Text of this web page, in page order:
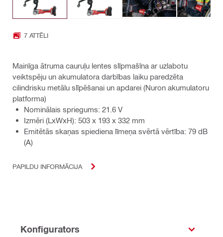
7 ATTĒLI
Mainīga ātruma cauruļu lentes slīpmašīna ar uzlabotu
veiktspēju un akumulatora darbības laiku paredzēta
cilindrisku metālu slīpēšanai un apdarei (Nuron akumulatoru
platforma)
Nominālais spriegums: 21.6 V
Izmēri (LxWxH): 503 x 193 x 332 mm
Emitētās skaņas spiediena līmeņa svērtā vērtība: 79 dB
(A)
PAPILDU INFORMĀCIJA
Konfigurators